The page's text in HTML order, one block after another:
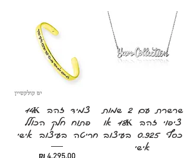
שרשרת עם 2 שמות
ציפוי זהב 18K או
כסף 0.925 בעיצוב
אישי
צמיד זהב 14K
פתוח חלק הכולל
חריטה בעיצוב אישי
מחיר